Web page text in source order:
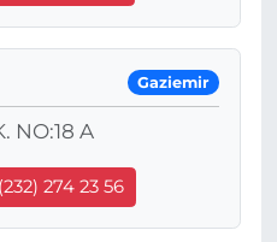
Gaziemir
NO:18 A
274 23 56